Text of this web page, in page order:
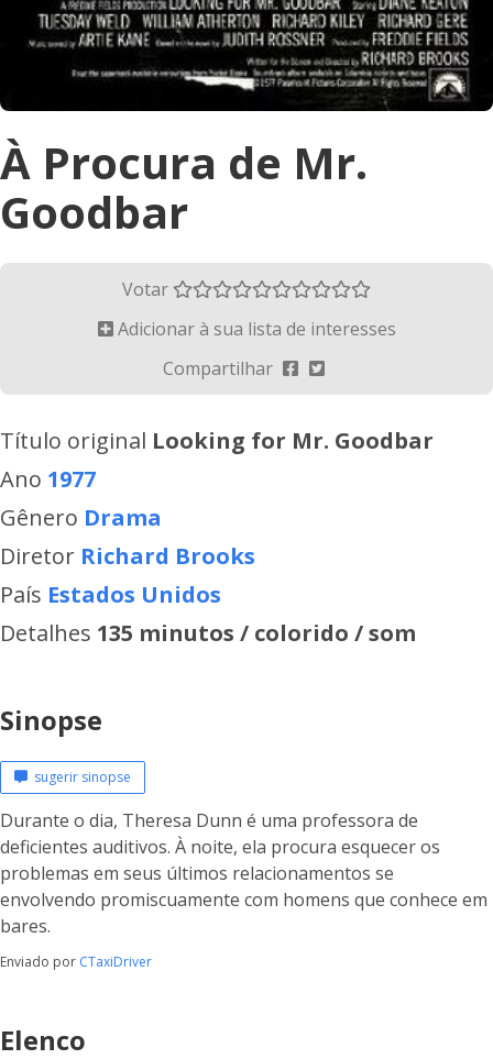
À Procura de Mr.
Goodbar
Votar
Adicionar à sua lista de interesses
Compartilhar
Título original Looking for Mr. Goodbar
Ano 1977
Gênero Drama
Diretor Richard Brooks
País Estados Unidos
Detalhes 135 minutos / colorido / som
Sinopse
sugerir sinopse
Durante o dia, Theresa Dunn é uma professora de
deficientes auditivos. À noite, ela procura esquecer os
problemas em seus últimos relacionamentos se
envolvendo promiscuamente com homens que conhece em
bares.
Enviado por CTaxiDriver
Elenco